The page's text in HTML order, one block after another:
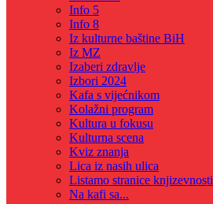
Info 5
Info 8
Iz kulturne baštine BiH
Iz MZ
Izaberi zdravlje
Izbori 2024
Kafa s vijećnikom
Kolažni program
Kultura u fokusu
Kulturna scena
Kviz znanja
Lica iz nasih ulica
Listamo stranice knjizevnosti
Na kafi sa...